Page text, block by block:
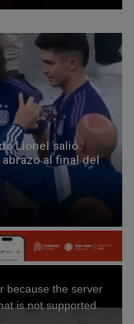
Lionel salió
al final del